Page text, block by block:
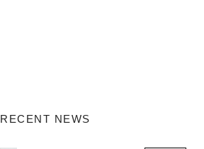
RECENT NEWS